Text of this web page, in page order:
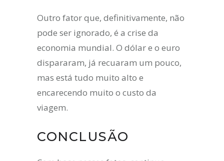
Outro fator que, definitivamente, não
pode ser ignorado, é a crise da
economia mundial. O dólar e o euro
dispararam, já recuaram um pouco,
mas está tudo muito alto e
encarecendo muito o custo da
viagem.
CONCLUSÃO